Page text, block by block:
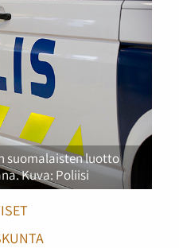
suomalaisten luotto
Kuva: Poliisi